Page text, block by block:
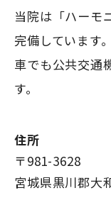
当院は「ハーモ
完備しています。
車でも公共交通
す。
住所
〒981-3628
宮城県黒川郡大